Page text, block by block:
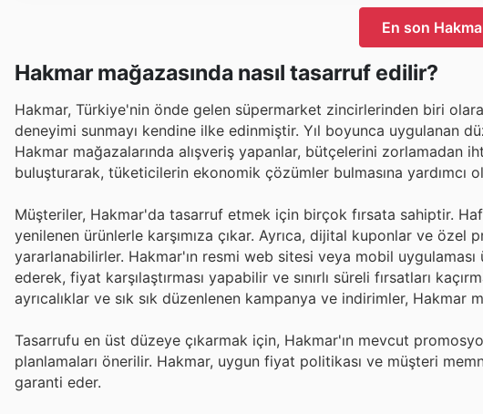
En son
Hakmar mağazasında nasıl tasarruf edilir?
Hakmar, Türkiye'nin önde gelen süpermarket zincirlerinden biri
deneyimi sunmayı kendine ilke edinmiştir. Yıl boyunca uygulanan
Hakmar mağazalarında alışveriş yapanlar, bütçelerini zorlamadan
buluşturarak, tüketicilerin ekonomik çözümler bulmasına yardımcı
Müşteriler, Hakmar'da tasarruf etmek için birçok fırsata sahiptir.
yenilenen ürünlerle karşımıza çıkar. Ayrıca, dijital kuponlar ve
yararlanabilirler. Hakmar'ın resmi web sitesi veya mobil
ederek, fiyat karşılaştırması yapabilir ve sınırlı süreli fırsatları
ayrıcalıklar ve sık sık düzenlenen kampanya ve indirimler, Hakmar
Tasarrufu en üst düzeye çıkarmak için, Hakmar'ın mevcut
planlamaları önerilir. Hakmar, uygun fiyat politikası ve müşteri
garanti eder.